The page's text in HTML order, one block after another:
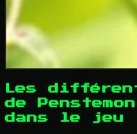
Les
de
dans le jeu